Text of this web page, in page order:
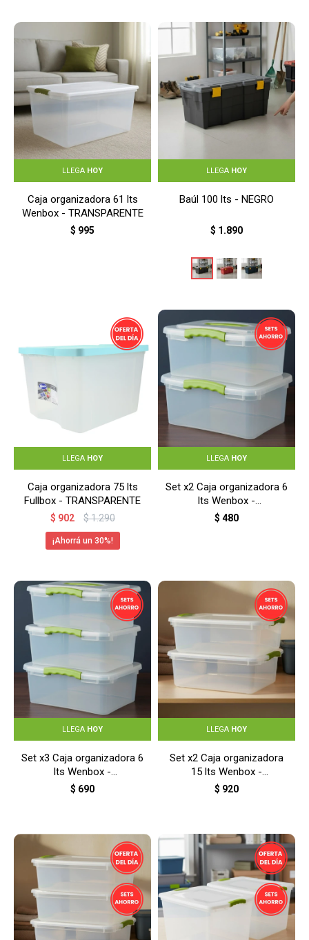
LLEGA HOY
Caja organizadora 61 lts
Wenbox - TRANSPARENTE
$ 995
LLEGA HOY
Baúl 100 lts - NEGRO
$ 1.890
LLEGA HOY
Caja organizadora 75 lts
Fullbox - TRANSPARENTE
$ 902 $1.290
30
LLEGA HOY
Set x2 Caja organizadora 6
lts Wenbox -
TRANSPARENTE
$ 480
LLEGA HOY
Set x3 Caja organizadora 6
lts Wenbox -
TRANSPARENTE
$ 690
LLEGA HOY
Set x2 Caja organizadora
15 lts Wenbox -
TRANSPARENTE
$ 920